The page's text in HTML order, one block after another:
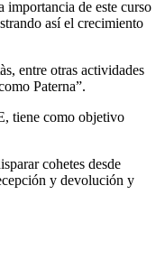
importancia de este curso
así el crecimiento
entre otras actividades
Paterna”.
tiene como objetivo
cohetes desde
y devolución y